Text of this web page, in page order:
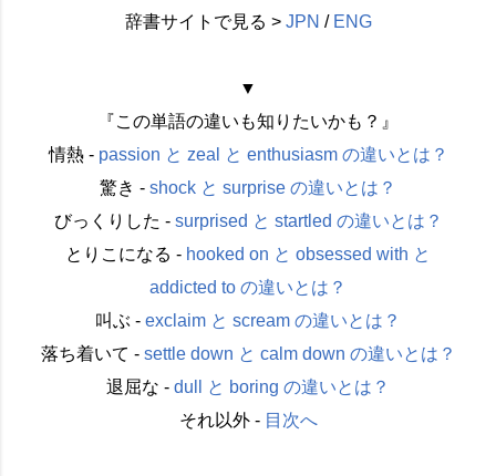
辞書サイトで見る > JPN / ENG
▼
『この単語の違いも知りたいかも？』
情熱 - passion と zeal と enthusiasm の違いとは？
驚き - shock と surprise の違いとは？
びっくりした - surprised と startled の違いとは？
とりこになる - hooked on と obsessed with と
addicted to の違いとは？
叫ぶ - exclaim と scream の違いとは？
落ち着いて - settle down と calm down の違いとは？
退屈な - dull と boring の違いとは？
それ以外 - 目次へ